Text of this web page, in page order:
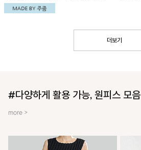
핏이 유니크한 아이템!
더보기
#다양하게 활용 가능, 원피스 모음
more >